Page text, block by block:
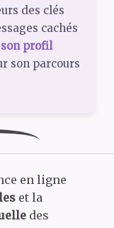
des clés
cachés
profil
son parcours
en ligne
et la
des